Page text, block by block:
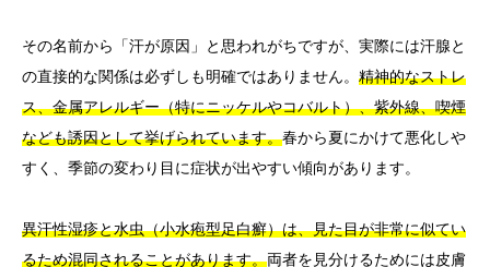
その名前から「汗が原因」と思われがちですが、実際には汗腺と
の直接的な関係は必ずしも明確ではありません。 精神的なストレ
ス、金属アレルギー（特にニッケルやコバルト）、紫外線、喫煙
なども誘因として挙げられています。春から夏にかけて悪化しや
すく、季節の変わり目に症状が出やすい傾向があります。
異汗性湿疹と水虫（小水疱型足白癬）は、見た目が非常に似てい
るため混同されることがあります。両者を見分けるためには皮膚